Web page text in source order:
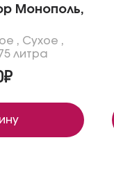
Монополь,
, Сухое ,
литра